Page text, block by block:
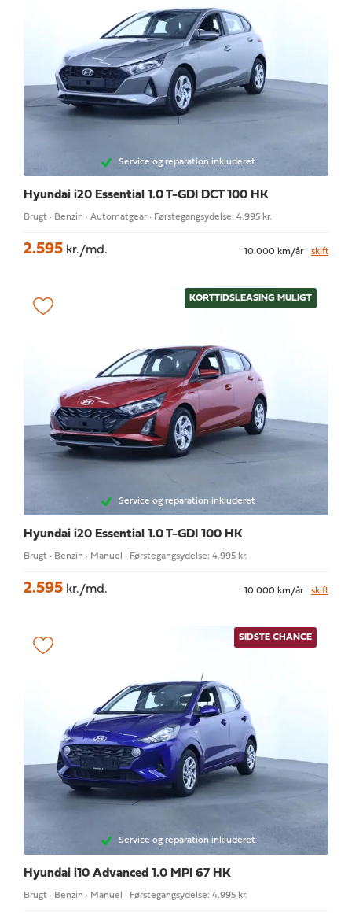
Service og reparation inkluderet
Hyundai i20 Essential 1.0 T-GDI DCT 100 HK
Brugt · Benzin · Automatgear · Førstegangsydelse: 4.995 kr.
2.595 kr./md. 10.000 km/år skift
KORTTIDSLEASING MULIGT
Service og reparation inkluderet
Hyundai i20 Essential 1.0 T-GDI 100 HK
Brugt · Benzin · Manuel · Førstegangsydelse: 4.995 kr.
2.595 kr./md. 10.000 km/år skift
SIDSTE CHANCE
Service og reparation inkluderet
Hyundai i10 Advanced 1.0 MPI 67 HK
Brugt · Benzin · Manuel · Førstegangsydelse: 4.995 kr.